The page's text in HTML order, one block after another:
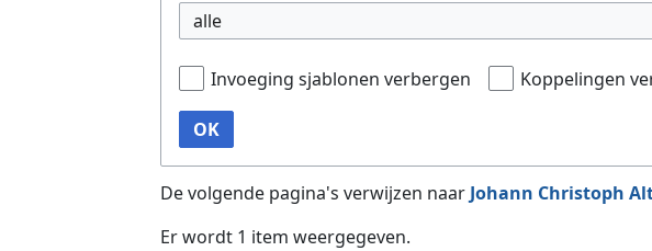
alle
Invoeging sjablonen verbergen Koppelingen
OK
De volgende pagina's verwijzen naar Johann Christoph
Er wordt 1 item weergegeven.